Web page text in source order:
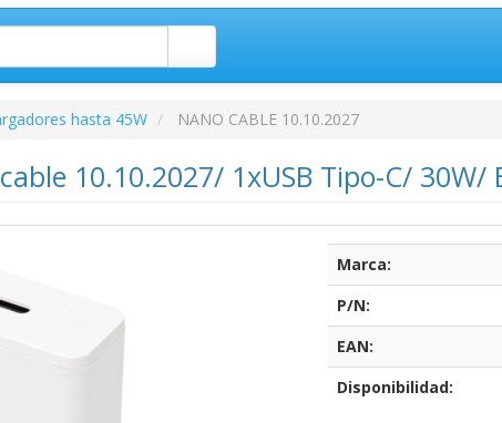
hasta 45W NANO CABLE 10.10.2027
10.10.2027/ 1xUSB Tipo-C/ 30W/
Marca:
P/N:
EAN:
Disponibilidad: